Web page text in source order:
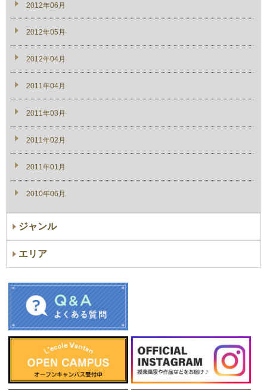
2012年06月
2012年05月
2012年04月
2011年04月
2011年03月
2011年02月
2011年01月
2010年06月
ジャンル
エリア